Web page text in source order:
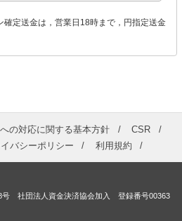
定送金は，営業日18時まで，円指定送金
の対応に関する基本方針
CSR
バシーポリシー 利用規約
社団法人資金決済協会加入 登録番号00363